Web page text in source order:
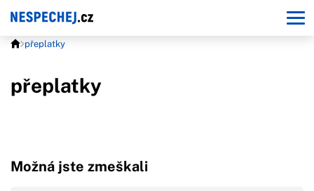
přeplatky
přeplatky
Možná jste zmeškali